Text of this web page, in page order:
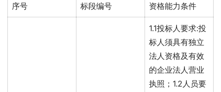
序号 标段编号 资格能力条件
1.1投标人要求:投
标人须具有独立
法人资格及有效
的企业法人营业
执照；1.2人员要